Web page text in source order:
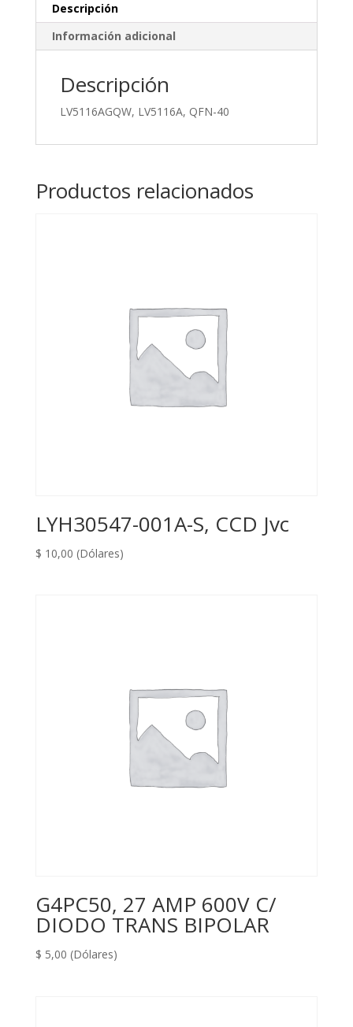
Descripción
Información adicional
Descripción
LV5116AGQW, LV5116A, QFN-40
Productos relacionados
LYH30547-001A-S, CCD Jvc
$ 10,00 (Dólares)
G4PC50, 27 AMP 600V C/
DIODO TRANS BIPOLAR
$ 5,00 (Dólares)